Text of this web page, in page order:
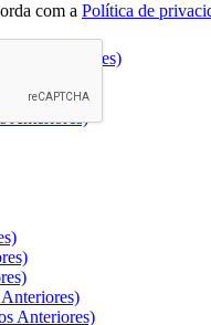
com a Política de
Anteriores)
Anteriores)
Anteriores)